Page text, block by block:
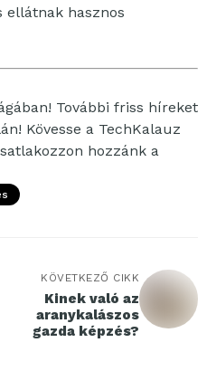
ellátnak hasznos
További friss híreket
Kövesse a TechKalauz
hozzánk a
KÖVETKEZŐ CIKK
Kinek való az
aranykalászos
gazda képzés?